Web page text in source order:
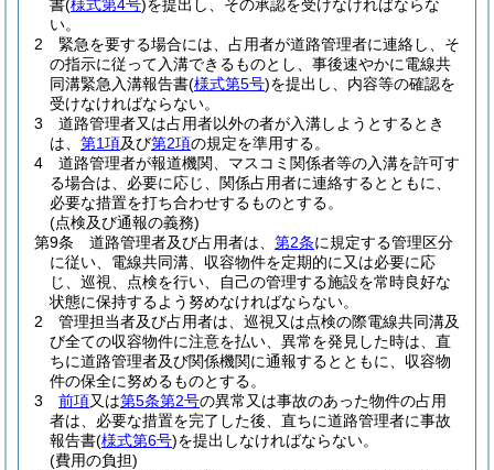
書(様式第4号)を提出し、その承認を受けなければならな
い。
2
緊急を要する場合には、占用者が道路管理者に連絡し、そ
の指示に従って入溝できるものとし、事後速やかに電線共
同溝緊急入溝報告書(様式第5号)を提出し、内容等の確認を
受けなければならない。
3
道路管理者又は占用者以外の者が入溝しようとするとき
は、 第1項及び第2項の規定を準用する。
4
道路管理者が報道機関、マスコミ関係者等の入溝を許可す
る場合は、必要に応じ、関係占用者に連絡するとともに、
必要な措置を打ち合わせするものとする。
(点検及び通報の義務)
第9条
道路管理者及び占用者は、 第2条に規定する管理区分
に従い、電線共同溝、収容物件を定期的に又は必要に応
じ、巡視、点検を行い、自己の管理する施設を常時良好な
状態に保持するよう努めなければならない。
2
管理担当者及び占用者は、巡視又は点検の際電線共同溝及
び全ての収容物件に注意を払い、異常を発見した時は、直
ちに道路管理者及び関係機関に通報するとともに、収容物
件の保全に努めるものとする。
3
前項又は第5条第2号の異常又は事故のあった物件の占用
者は、必要な措置を完了した後、直ちに道路管理者に事故
報告書(様式第6号)を提出しなければならない。
(費用の負担)